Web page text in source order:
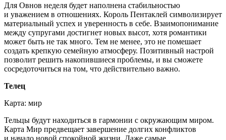
Для Овнов неделя будет наполнена стабильностью
и уважением в отношениях. Король Пентаклей символизирует
материальный успех и уверенность в себе. Взаимопонимание
между супругами достигнет новых высот, хотя романтики
может быть не так много. Тем не менее, это не помешает
создать крепкую семейную атмосферу. Позитивный настрой
позволит решить накопившиеся проблемы, и вы сможете
сосредоточиться на том, что действительно важно.
Телец
Карта: мир
Тельцы будут находиться в гармонии с окружающим миром.
Карта Мир предвещает завершение долгих конфликтов
и начало новой спокойной жизни. Даже самые